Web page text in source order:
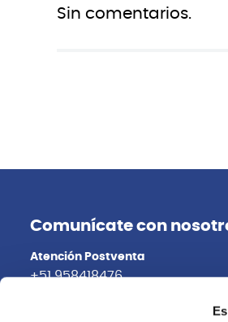
Sin comentarios.
P03215 CUERDAS GUITARRA ELECTRICA
SKINNY TOP HEAVY BOTTOM 3-PACK